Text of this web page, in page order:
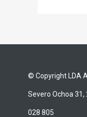
© Copyright LDA
Severo Ochoa 31,
028 805